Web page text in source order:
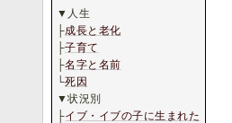
▼人生
├成長と老化
├子育て
├名字と名前
└死因
▼状況別
├イブ・イブの子に生まれた